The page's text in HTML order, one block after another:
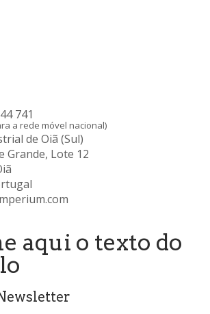
741
a rede móvel nacional)
de Oiã (Sul)
Grande, Lote 12
aqui o texto do